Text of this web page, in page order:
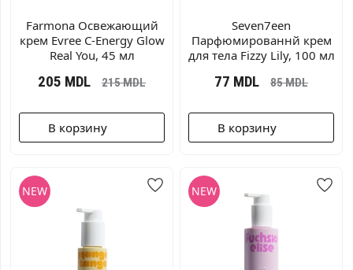
Farmonа Освежающий
крем Evree C-Energy Glow
Real You, 45 мл
205 MDL 215MDL
В корзину
Seven7een
Парфюмированнй крем
для тела Fizzy Lily, 100 мл
77 MDL 85MDL
В корзину